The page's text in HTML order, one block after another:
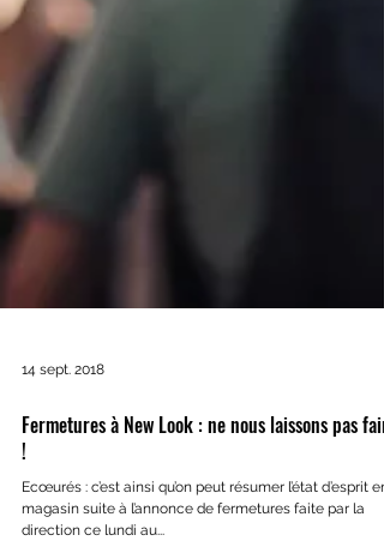
14 sept. 2018
Fermetures à New Look : ne nous laissons pas faire
!